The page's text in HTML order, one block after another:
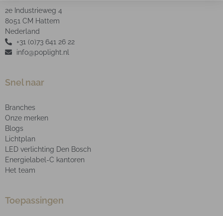
2e Industrieweg 4
8051 CM Hattem
Nederland
+31 (0)73 641 26 22
info@poplight.nl
Snel naar
Branches
Onze merken
Blogs
Lichtplan
LED verlichting Den Bosch
Energielabel-C kantoren
Het team
Toepassingen